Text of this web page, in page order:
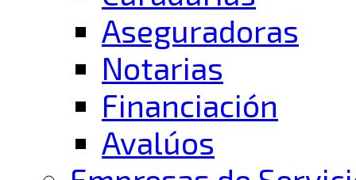
Aseguradoras
Notarias
Financiación
Avalúos